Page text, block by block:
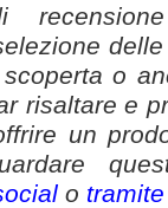
o
risaltare e
un
o